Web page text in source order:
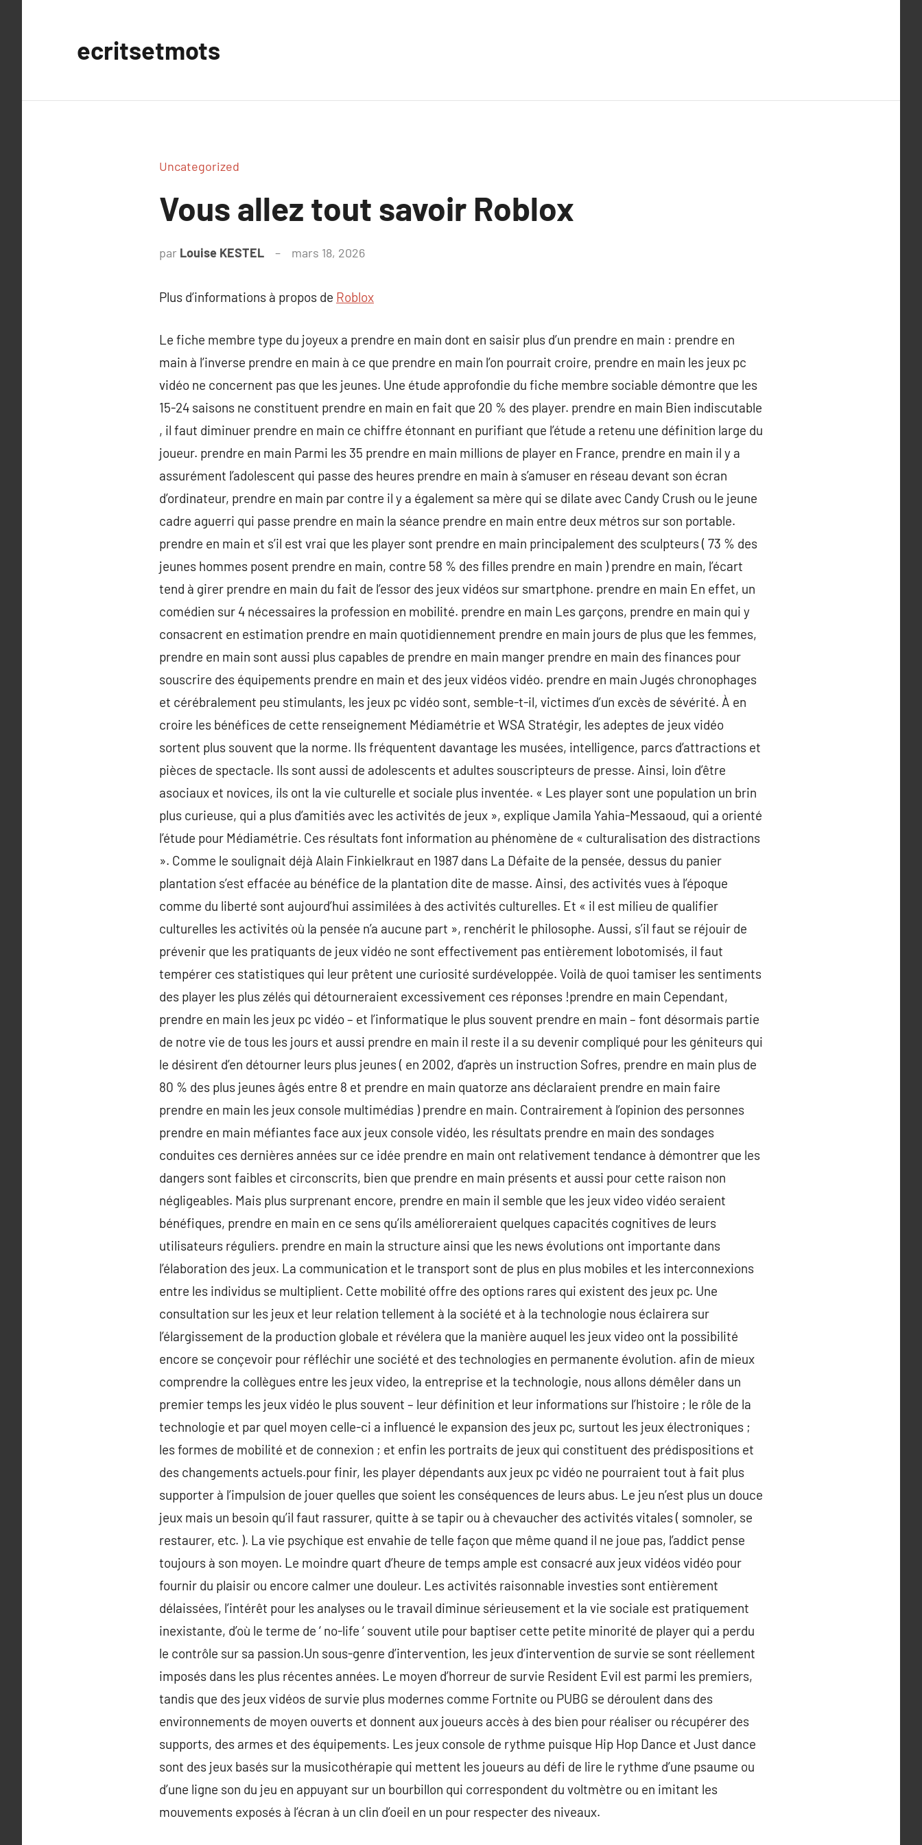
ecritsetmots
Uncategorized
Vous allez tout savoir Roblox
par Louise KESTEL mars 18, 2026
Plus d’informations à propos de Roblox
Le fiche membre type du joyeux a prendre en main dont en saisir plus d’un prendre en main : prendre en
main à l’inverse prendre en main à ce que prendre en main l’on pourrait croire, prendre en main les jeux pc
vidéo ne concernent pas que les jeunes. Une étude approfondie du fiche membre sociable démontre que les
15-24 saisons ne constituent prendre en main en fait que 20 % des player. prendre en main Bien indiscutable
, il faut diminuer prendre en main ce chiffre étonnant en purifiant que l’étude a retenu une définition large du
joueur. prendre en main Parmi les 35 prendre en main millions de player en France, prendre en main il y a
assurément l’adolescent qui passe des heures prendre en main à s’amuser en réseau devant son écran
d’ordinateur, prendre en main par contre il y a également sa mère qui se dilate avec Candy Crush ou le jeune
cadre aguerri qui passe prendre en main la séance prendre en main entre deux métros sur son portable.
prendre en main et s’il est vrai que les player sont prendre en main principalement des sculpteurs ( 73 % des
jeunes hommes posent prendre en main, contre 58 % des filles prendre en main ) prendre en main, l’écart
tend à girer prendre en main du fait de l’essor des jeux vidéos sur smartphone. prendre en main En effet, un
comédien sur 4 nécessaires la profession en mobilité. prendre en main Les garçons, prendre en main qui y
consacrent en estimation prendre en main quotidiennement prendre en main jours de plus que les femmes,
prendre en main sont aussi plus capables de prendre en main manger prendre en main des finances pour
souscrire des équipements prendre en main et des jeux vidéos vidéo. prendre en main Jugés chronophages
et cérébralement peu stimulants, les jeux pc vidéo sont, semble-t-il, victimes d’un excès de sévérité. À en
croire les bénéfices de cette renseignement Médiamétrie et WSA Stratégir, les adeptes de jeux vidéo
sortent plus souvent que la norme. Ils fréquentent davantage les musées, intelligence, parcs d’attractions et
pièces de spectacle. Ils sont aussi de adolescents et adultes souscripteurs de presse. Ainsi, loin d’être
asociaux et novices, ils ont la vie culturelle et sociale plus inventée. « Les player sont une population un brin
plus curieuse, qui a plus d’amitiés avec les activités de jeux », explique Jamila Yahia-Messaoud, qui a orienté
l’étude pour Médiamétrie. Ces résultats font information au phénomène de « culturalisation des distractions
». Comme le soulignait déjà Alain Finkielkraut en 1987 dans La Défaite de la pensée, dessus du panier
plantation s’est effacée au bénéfice de la plantation dite de masse. Ainsi, des activités vues à l’époque
comme du liberté sont aujourd’hui assimilées à des activités culturelles. Et « il est milieu de qualifier
culturelles les activités où la pensée n’a aucune part », renchérit le philosophe. Aussi, s’il faut se réjouir de
prévenir que les pratiquants de jeux vidéo ne sont effectivement pas entièrement lobotomisés, il faut
tempérer ces statistiques qui leur prêtent une curiosité surdéveloppée. Voilà de quoi tamiser les sentiments
des player les plus zélés qui détourneraient excessivement ces réponses !prendre en main Cependant,
prendre en main les jeux pc vidéo – et l’informatique le plus souvent prendre en main – font désormais partie
de notre vie de tous les jours et aussi prendre en main il reste il a su devenir compliqué pour les géniteurs qui
le désirent d’en détourner leurs plus jeunes ( en 2002, d’après un instruction Sofres, prendre en main plus de
80 % des plus jeunes âgés entre 8 et prendre en main quatorze ans déclaraient prendre en main faire
prendre en main les jeux console multimédias ) prendre en main. Contrairement à l’opinion des personnes
prendre en main méfiantes face aux jeux console vidéo, les résultats prendre en main des sondages
conduites ces dernières années sur ce idée prendre en main ont relativement tendance à démontrer que les
dangers sont faibles et circonscrits, bien que prendre en main présents et aussi pour cette raison non
négligeables. Mais plus surprenant encore, prendre en main il semble que les jeux video vidéo seraient
bénéfiques, prendre en main en ce sens qu’ils amélioreraient quelques capacités cognitives de leurs
utilisateurs réguliers. prendre en main la structure ainsi que les news évolutions ont importante dans
l’élaboration des jeux. La communication et le transport sont de plus en plus mobiles et les interconnexions
entre les individus se multiplient. Cette mobilité offre des options rares qui existent des jeux pc. Une
consultation sur les jeux et leur relation tellement à la société et à la technologie nous éclairera sur
l’élargissement de la production globale et révélera que la manière auquel les jeux video ont la possibilité
encore se conçevoir pour réfléchir une société et des technologies en permanente évolution. afin de mieux
comprendre la collègues entre les jeux video, la entreprise et la technologie, nous allons démêler dans un
premier temps les jeux vidéo le plus souvent – leur définition et leur informations sur l’histoire ; le rôle de la
technologie et par quel moyen celle-ci a influencé le expansion des jeux pc, surtout les jeux électroniques ;
les formes de mobilité et de connexion ; et enfin les portraits de jeux qui constituent des prédispositions et
des changements actuels.pour finir, les player dépendants aux jeux pc vidéo ne pourraient tout à fait plus
supporter à l’impulsion de jouer quelles que soient les conséquences de leurs abus. Le jeu n’est plus un douce
jeux mais un besoin qu’il faut rassurer, quitte à se tapir ou à chevaucher des activités vitales ( somnoler, se
restaurer, etc. ). La vie psychique est envahie de telle façon que même quand il ne joue pas, l’addict pense
toujours à son moyen. Le moindre quart d’heure de temps ample est consacré aux jeux vidéos vidéo pour
fournir du plaisir ou encore calmer une douleur. Les activités raisonnable investies sont entièrement
délaissées, l’intérêt pour les analyses ou le travail diminue sérieusement et la vie sociale est pratiquement
inexistante, d’où le terme de ‘ no-life ‘ souvent utile pour baptiser cette petite minorité de player qui a perdu
le contrôle sur sa passion.Un sous-genre d’intervention, les jeux d’intervention de survie se sont réellement
imposés dans les plus récentes années. Le moyen d’horreur de survie Resident Evil est parmi les premiers,
tandis que des jeux vidéos de survie plus modernes comme Fortnite ou PUBG se déroulent dans des
environnements de moyen ouverts et donnent aux joueurs accès à des bien pour réaliser ou récupérer des
supports, des armes et des équipements. Les jeux console de rythme puisque Hip Hop Dance et Just dance
sont des jeux basés sur la musicothérapie qui mettent les joueurs au défi de lire le rythme d’une psaume ou
d’une ligne son du jeu en appuyant sur un bourbillon qui correspondent du voltmètre ou en imitant les
mouvements exposés à l’écran à un clin d’oeil en un pour respecter des niveaux.